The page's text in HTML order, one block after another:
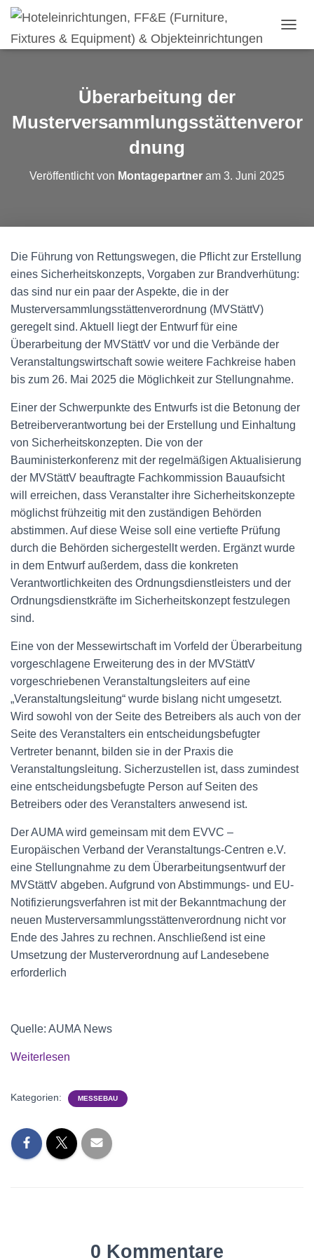
A
I
T
E
Überarbeitung der
Musterversammlungsstättenveror
dnung
Veröffentlicht von Montagepartner am 3. Juni 2025
Die Führung von Rettungswegen, die Pflicht zur Erstellung
eines Sicherheitskonzepts, Vorgaben zur Brandverhütung:
das sind nur ein paar der Aspekte, die in der
Musterversammlungsstättenverordnung (MVStättV)
geregelt sind. Aktuell liegt der Entwurf für eine
Überarbeitung der MVStättV vor und die Verbände der
Veranstaltungswirtschaft sowie weitere Fachkreise haben
bis zum 26. Mai 2025 die Möglichkeit zur Stellungnahme.
Einer der Schwerpunkte des Entwurfs ist die Betonung der
Betreiberverantwortung bei der Erstellung und Einhaltung
von Sicherheitskonzepten. Die von der
Bauministerkonferenz mit der regelmäßigen Aktualisierung
der MVStättV beauftragte Fachkommission Bauaufsicht
will erreichen, dass Veranstalter ihre Sicherheitskonzepte
möglichst frühzeitig mit den zuständigen Behörden
abstimmen. Auf diese Weise soll eine vertiefte Prüfung
durch die Behörden sichergestellt werden. Ergänzt wurde
in dem Entwurf außerdem, dass die konkreten
Verantwortlichkeiten des Ordnungsdienstleisters und der
Ordnungsdienstkräfte im Sicherheitskonzept festzulegen
sind.
Eine von der Messewirtschaft im Vorfeld der Überarbeitung
vorgeschlagene Erweiterung des in der MVStättV
vorgeschriebenen Veranstaltungsleiters auf eine
„Veranstaltungsleitung“ wurde bislang nicht umgesetzt.
Wird sowohl von der Seite des Betreibers als auch von der
Seite des Veranstalters ein entscheidungsbefugter
Vertreter benannt, bilden sie in der Praxis die
Veranstaltungsleitung. Sicherzustellen ist, dass zumindest
eine entscheidungsbefugte Person auf Seiten des
Betreibers oder des Veranstalters anwesend ist.
Der AUMA wird gemeinsam mit dem EVVC –
Europäischen Verband der Veranstaltungs-Centren e.V.
eine Stellungnahme zu dem Überarbeitungsentwurf der
MVStättV abgeben. Aufgrund von Abstimmungs- und EU-
Notifizierungsverfahren ist mit der Bekanntmachung der
neuen Musterversammlungsstättenverordnung nicht vor
Ende des Jahres zu rechnen. Anschließend ist eine
Umsetzung der Musterverordnung auf Landesebene
erforderlich
Quelle: AUMA News
Weiterlesen
Kategorien: MESSEBAU
0 Kommentare